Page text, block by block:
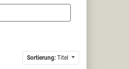
Sortierung: Titel